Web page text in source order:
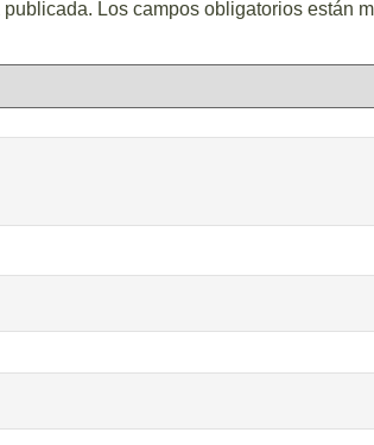
publicada. Los campos obligatorios están